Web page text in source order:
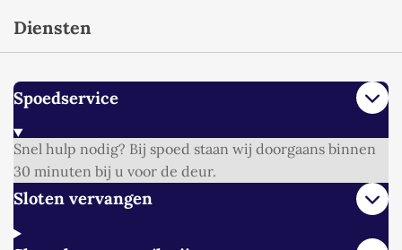
Diensten
Spoedservice
Snel hulp nodig? Bij spoed staan wij doorgaans binnen
30 minuten bij u voor de deur.
Sloten vervangen